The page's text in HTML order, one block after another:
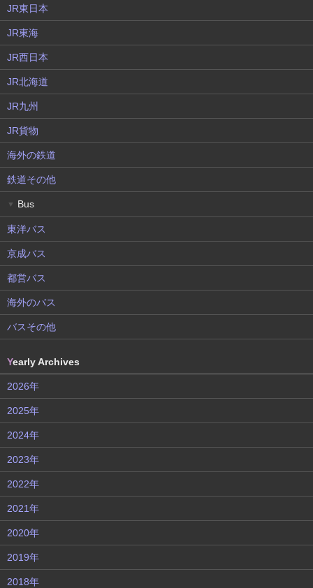
JR東日本
JR東海
JR西日本
JR北海道
JR九州
JR貨物
海外の鉄道
鉄道その他
▼ Bus
東洋バス
京成バス
都営バス
海外のバス
バスその他
Yearly Archives
2026年
2025年
2024年
2023年
2022年
2021年
2020年
2019年
2018年